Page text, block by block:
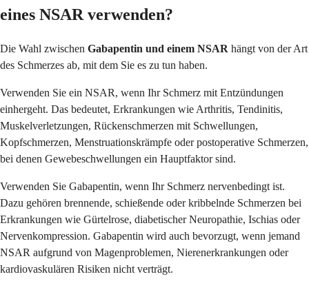
eines NSAR verwenden?
Die Wahl zwischen Gabapentin und einem NSAR hängt von der Art
des Schmerzes ab, mit dem Sie es zu tun haben.
Verwenden Sie ein NSAR, wenn Ihr Schmerz mit Entzündungen
einhergeht. Das bedeutet, Erkrankungen wie Arthritis, Tendinitis,
Muskelverletzungen, Rückenschmerzen mit Schwellungen,
Kopfschmerzen, Menstruationskrämpfe oder postoperative Schmerzen,
bei denen Gewebeschwellungen ein Hauptfaktor sind.
Verwenden Sie Gabapentin, wenn Ihr Schmerz nervenbedingt ist.
Dazu gehören brennende, schießende oder kribbelnde Schmerzen bei
Erkrankungen wie Gürtelrose, diabetischer Neuropathie, Ischias oder
Nervenkompression. Gabapentin wird auch bevorzugt, wenn jemand
NSAR aufgrund von Magenproblemen, Nierenerkrankungen oder
kardiovaskulären Risiken nicht verträgt.